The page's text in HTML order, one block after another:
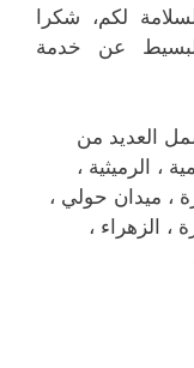
لكم، شكرا
عن خدمة
العديد من
، الرميثية ،
، ميدان حولي ،
، الزهراء ،